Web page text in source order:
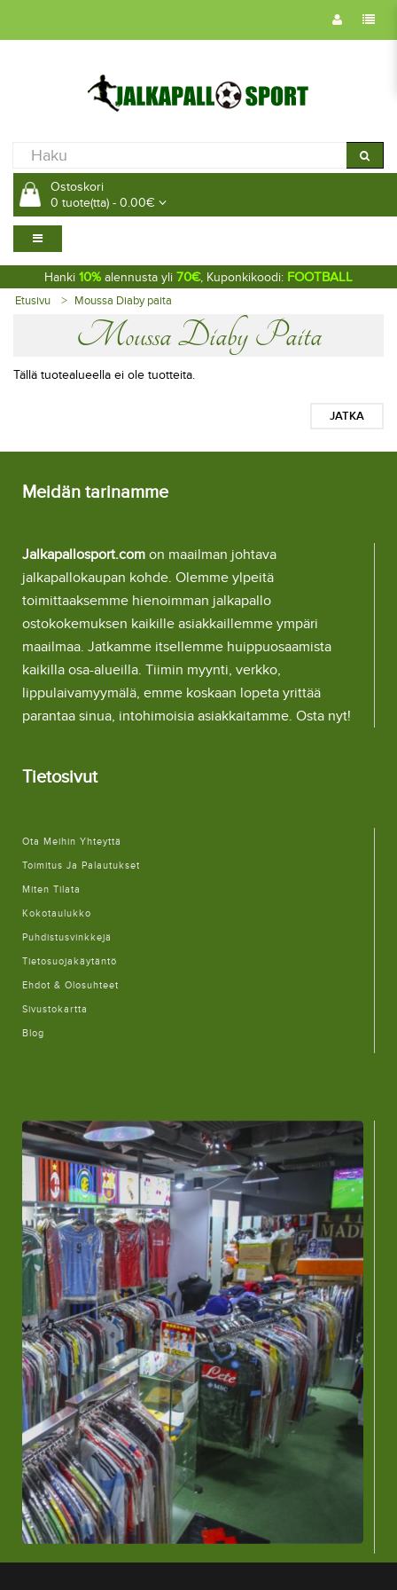
Ostoskori
0 tuote(tta) - 0.00€
Hanki 10% alennusta yli 70€, Kuponkikoodi: FOOTBALL
Etusivu Moussa Diaby paita
Moussa Diaby Paita
Tällä tuotealueella ei ole tuotteita.
JATKA
Meidän tarinamme
Jalkapallosport.com on maailman johtava
jalkapallokaupan kohde. Olemme ylpeitä
toimittaaksemme hienoimman jalkapallo
ostokokemuksen kaikille asiakkaillemme ympäri
maailmaa. Jatkamme itsellemme huippuosaamista
kaikilla osa-alueilla. Tiimin myynti, verkko,
lippulaivamyymälä, emme koskaan lopeta yrittää
parantaa sinua, intohimoisia asiakkaitamme. Osta nyt!
Tietosivut
Ota Meihin Yhteyttä
Toimitus Ja Palautukset
Miten Tilata
Kokotaulukko
Puhdistusvinkkejä
Tietosuojakäytäntö
Ehdot & Olosuhteet
Sivustokartta
Blog